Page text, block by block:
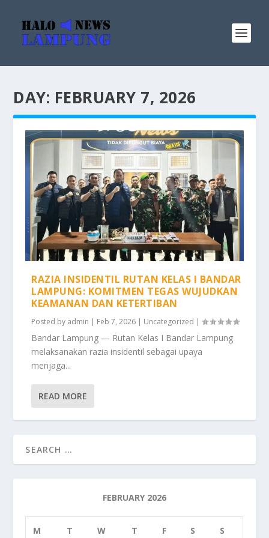
DAY: FEBRUARY 7, 2026
RAZIA INSIDENTIL RUTAN KELAS I BANDAR
LAMPUNG: KOMITMEN TEGAS WUJUDKAN
KEAMANAN DAN KETERTIBAN
Posted by admin | Feb 7, 2026 | Uncategorized |
Bandar Lampung — Rutan Kelas I Bandar Lampung
melaksanakan razia insidentil sebagai upaya
menjaga...
READ MORE
FEBRUARY 2026
M T W T F S S